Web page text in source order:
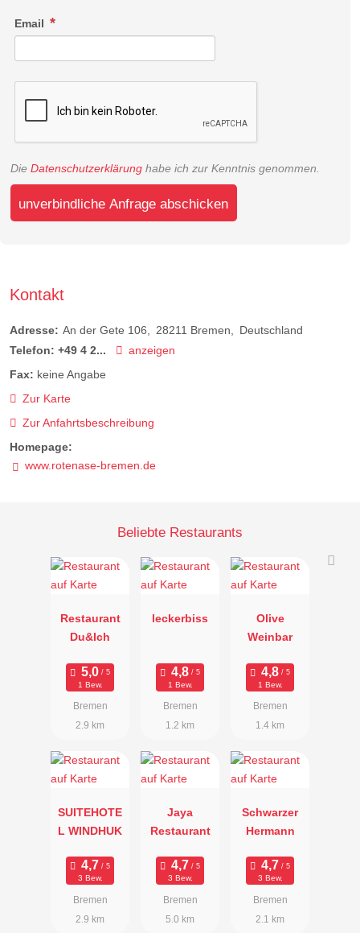
Email
Die Datenschutzerklärung habe ich zur Kenntnis genommen.
unverbindliche Anfrage abschicken
Kontakt
Adresse: An der Gete 106 28211 Bremen
Deutschland
Telefon: +49 4 2...
anzeigen
Fax: keine Angabe
Zur Karte
Zur Anfahrtsbeschreibung
Homepage:
www.rotenase-bremen.de
Beliebte Restaurants
Restaurant
Du&Ich
1 Bew.
Bremen
2.9 km
leckerbiss
1 Bew.
Bremen
1.2 km
Olive
Weinbar
1 Bew.
Bremen
1.4 km
SUITEHOTE
L WINDHUK
3 Bew.
Bremen
2.9 km
Jaya
Restaurant
3 Bew.
Bremen
5.0 km
Schwarzer
Hermann
3 Bew.
Bremen
2.1 km